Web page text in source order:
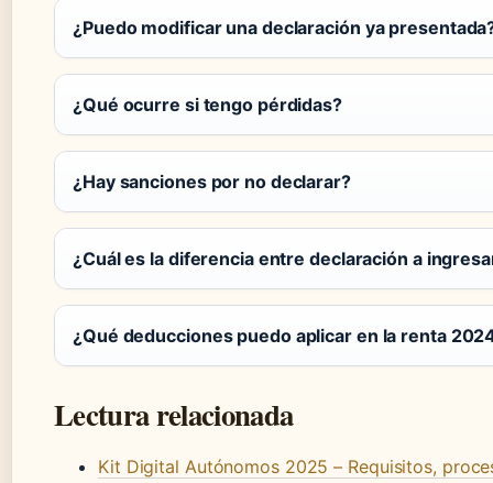
¿Puedo modificar una declaración ya
¿Qué ocurre si tengo pérdidas?
¿Hay sanciones por no declarar?
¿Cuál es la diferencia entre declaración a
¿Qué deducciones puedo aplicar en la renta
Lectura relacionada
Kit Digital Autónomos 2025 – Requisitos,